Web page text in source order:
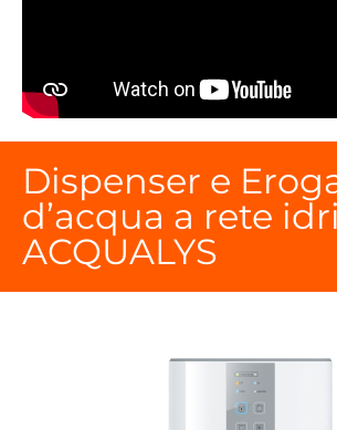
Dispenser e
d’acqua a rete
ACQUALYS